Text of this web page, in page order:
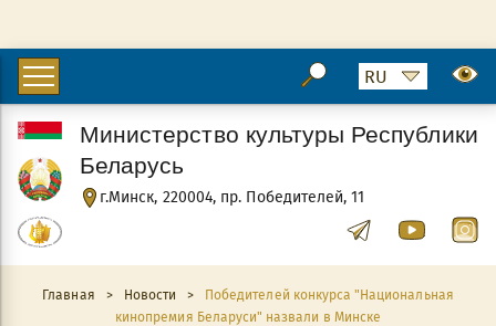
г.Минск, 220004, пр. Победителей, 11
Министерство культуры Республики
Беларусь
Главная > Новости >
Победителей конкурса "Национальная
кинопремия Беларуси" назвали в Минске